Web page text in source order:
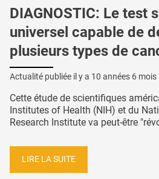
DIAGNOSTIC: Le test
universel capable de
plusieurs types de
Actualité publiée il y a 10 années 6 mois
Cette étude de scientifiques
Institutes of Health (NIH) et du
Research Institute va peut-être
LIRE LA SUITE